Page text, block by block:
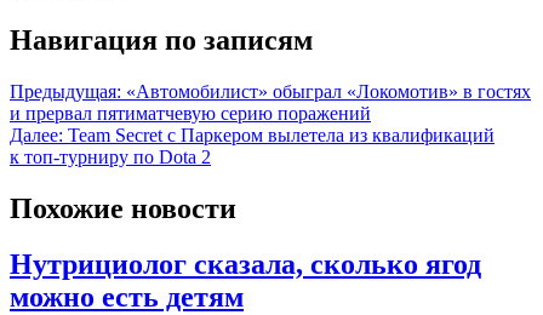
Навигация по записям
Предыдущая: «Автомобилист» обыграл «Локомотив» в гостях
и прервал пятиматчевую серию поражений
Далее: Team Secret с Паркером вылетела из квалификаций
к топ-турниру по Dota 2
Похожие новости
Нутрициолог сказала, сколько ягод
можно есть детям